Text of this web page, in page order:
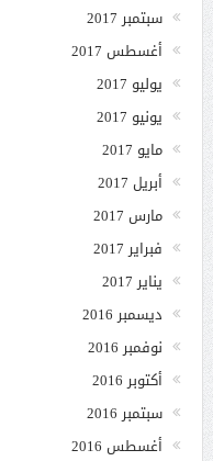
سبتمبر 2017
أغسطس 2017
يوليو 2017
يونيو 2017
مايو 2017
أبريل 2017
مارس 2017
فبراير 2017
يناير 2017
ديسمبر 2016
نوفمبر 2016
أكتوبر 2016
سبتمبر 2016
أغسطس 2016